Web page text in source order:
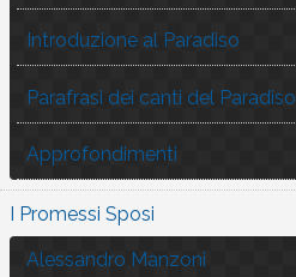
Introduzione al Paradiso
Parafrasi dei canti del Paradiso
Approfondimenti
I Promessi Sposi
Alessandro Manzoni